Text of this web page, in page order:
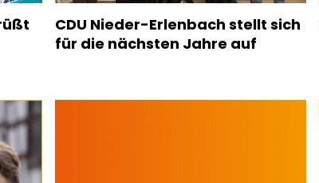
CDU Nieder-Erlenbach stellt sich
für die nächsten Jahre auf